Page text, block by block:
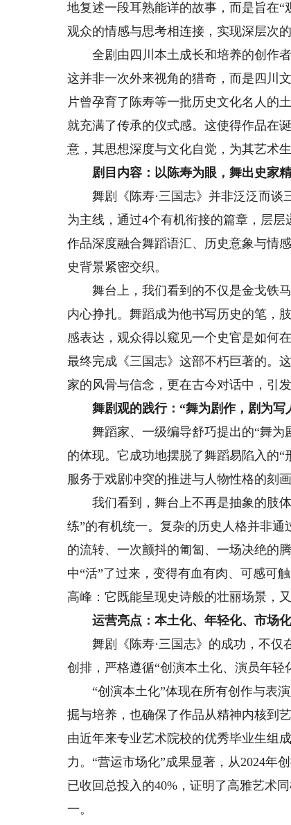
地复述一段耳熟能详的故事，而是旨在
观众的情感与思考相连接，实现深层次的
全剧由四川本土成长和培养的创作者
这并非一次外来视角的猎奇，而是四川
片曾孕育了陈寿等一批历史文化名人的
就充满了传承的仪式感。这使得作品在
意，其思想深度与文化自觉，为其艺术
剧目内容：以陈寿为眼，舞出史家
舞剧《陈寿·三国志》并非泛泛而谈
为主线，通过4个有机衔接的篇章，层
作品深度融合舞蹈语汇、历史意象与情
史背景紧密交织。
舞台上，我们看到的不仅是金戈铁马
内心挣扎。舞蹈成为他书写历史的笔，
感表达，观众得以窥见一个史官是如何
最终完成《三国志》这部不朽巨著的。
家的风骨与信念，更在古今对话中，引
舞剧观的践行：“舞为剧作，剧为写
舞蹈家、一级编导舒巧提出的“舞为
的体现。它成功地摆脱了舞蹈易陷入的
服务于戏剧冲突的推进与人物性格的刻画
我们看到，舞台上不再是抽象的肢体
练”的有机统一。复杂的历史人格并非
的流转、一次颤抖的匍匐、一场决绝的
中“活”了过来，变得有血有肉、可感可
高峰：它既能呈现史诗般的壮丽场景，
运营亮点：本土化、年轻化、市场
舞剧《陈寿·三国志》的成功，不仅
创排，严格遵循“创演本土化、演员年轻
“创演本土化”体现在所有创作与表演
掘与培养，也确保了作品从精神内核到
由近年来专业艺术院校的优秀毕业生组
力。“营运市场化”成果显著，从2024年
已收回总投入的40%，证明了高雅艺术
一。